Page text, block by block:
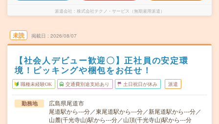
派遣会社 株式会社テクノ・サービス（無期雇用派遣）
未読 掲載日 2026/08/07
【社会人デビュー歓迎〇】正社員の安定環
境！ピッキングや梱包をお任せ！
職種未経験OK 交通費別途支給あり 土日祝日が休み 派遣
勤務地
広島県尾道市
尾道駅から---分／東尾道駅から---分／新尾道駅から---分／
山麓(千光寺山)駅から---分／山頂(千光寺山)駅から---分